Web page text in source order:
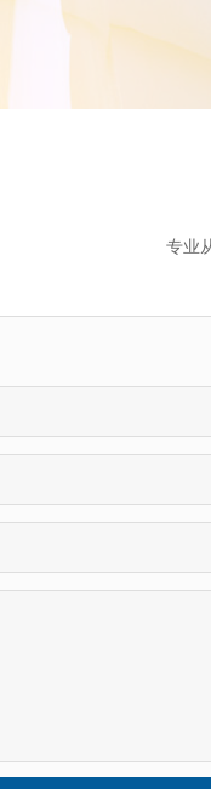
专业